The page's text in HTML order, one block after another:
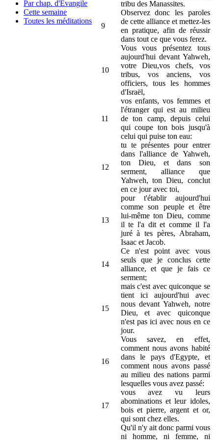
Par chap. d'Evangile
Cette semaine
Toutes les méditations
tribu des Manassites.
9
Observez donc les paroles
de cette alliance et mettez-les
en pratique, afin de réussir
dans tout ce que vous ferez.
10
Vous vous présentez tous
aujourd'hui devant Yahweh,
votre Dieu,vos chefs, vos
tribus, vos anciens, vos
officiers, tous les hommes
d'Israël,
11
vos enfants, vos femmes et
l'étranger qui est au milieu
de ton camp, depuis celui
qui coupe ton bois jusqu'à
celui qui puise ton eau:
12
tu te présentes pour entrer
dans l'alliance de Yahweh,
ton Dieu, et dans son
serment, alliance que
Yahweh, ton Dieu, conclut
en ce jour avec toi,
13
pour t'établir aujourd'hui
comme son peuple et être
lui-même ton Dieu, comme
il te l'a dit et comme il l'a
juré à tes pères, Abraham,
Isaac et Jacob.
14
Ce n'est point avec vous
seuls que je conclus cette
alliance, et que je fais ce
serment;
15
mais c'est avec quiconque se
tient ici aujourd'hui avec
nous devant Yahweh, notre
Dieu, et avec quiconque
n'est pas ici avec nous en ce
jour.
16
Vous savez, en effet,
comment nous avons habité
dans le pays d'Egypte, et
comment nous avons passé
au milieu des nations parmi
lesquelles vous avez passé:
17
vous avez vu leurs
abominations et leur idoles,
bois et pierre, argent et or,
qui sont chez elles.
Qu'il n'y ait donc parmi vous
ni homme, ni femme, ni